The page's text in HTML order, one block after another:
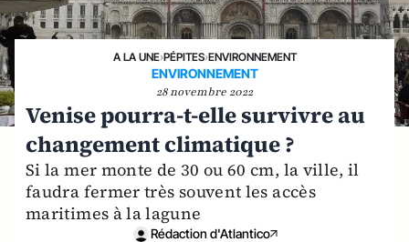
A LA UNE›PÉPITES›ENVIRONNEMENT
ENVIRONNEMENT
28 novembre 2022
Venise pourra-t-elle survivre au
changement climatique ?
Si la mer monte de 30 ou 60 cm, la ville, il
faudra fermer très souvent les accès
maritimes à la lagune
Rédaction d'Atlantico